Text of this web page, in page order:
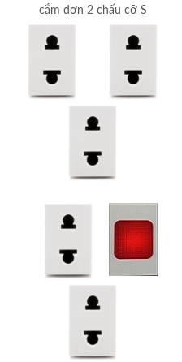
cắm đơn 2 chấu cỡ S